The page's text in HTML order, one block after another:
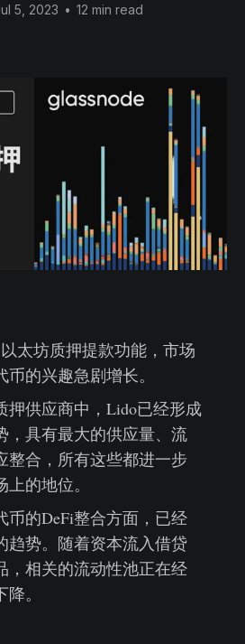
5, 2023 • 12 min read
太坊质押提款功能，市场
的兴趣急剧增长。
押供应商中，Lido已经形成
，具有最大的供应量、流
整合，所有这些都进一步
的地位。
币的DeFi整合方面，已经
趋势。随着资本流入借贷
，相关的流动性池正在经
。